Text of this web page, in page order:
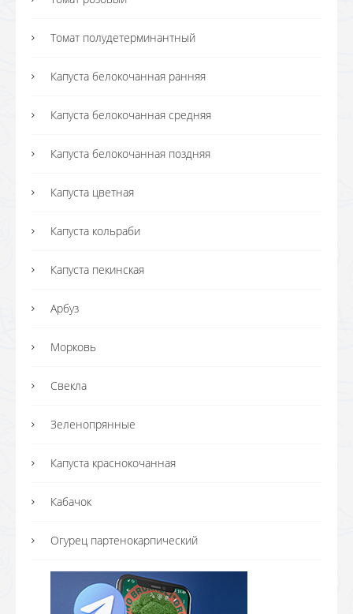
Томат полудетерминантный
Капуста белокочанная ранняя
Капуста белокочанная средняя
Капуста белокочанная поздняя
Капуста цветная
Капуста кольраби
Капуста пекинская
Арбуз
Морковь
Свекла
Зеленопрянные
Капуста краснокочанная
Кабачок
Огурец партенокарпический